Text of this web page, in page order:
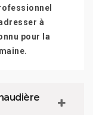
à
pour la